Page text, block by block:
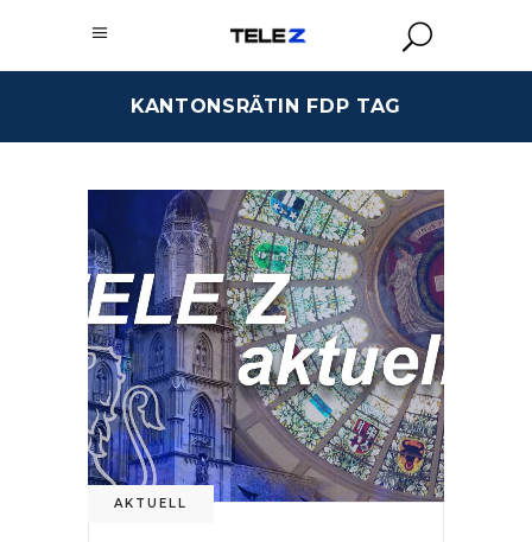
KANTONSRÄTIN FDP TAG
AKTUELL